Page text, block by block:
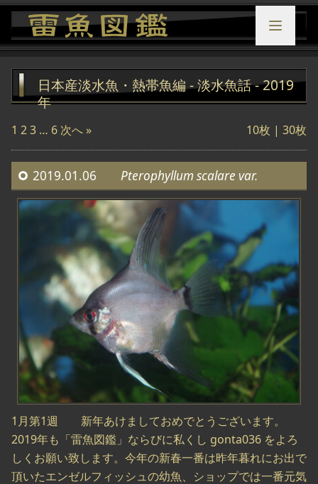
日本産淡水魚・熱帯魚編 - 淡水魚話 - 2019
年
1 23 … 6 次へ » 10枚 | 30枚
2019.01.06 Pterophyllum scalare var.
1月第1週 新年あけましておめでとうございます。
2019年も「雷魚図鑑」ならびに私くし gonta036 をよろ
しくお願い致します。今年の新春一番は昨年暮れにお出で
頂いたエンゼルフィッシュの幼魚、ショップでは一番元気